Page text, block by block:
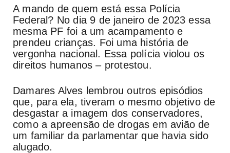
A mando de quem está essa Polícia
Federal? No dia 9 de janeiro de 2023 essa
mesma PF foi a um acampamento e
prendeu crianças. Foi uma história de
vergonha nacional. Essa polícia violou os
direitos humanos – protestou.
Damares Alves lembrou outros episódios
que, para ela, tiveram o mesmo objetivo de
desgastar a imagem dos conservadores,
como a apreensão de drogas em avião de
um familiar da parlamentar que havia sido
alugado.